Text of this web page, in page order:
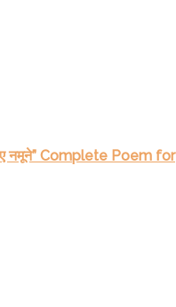
नमूने” Complete Poem for